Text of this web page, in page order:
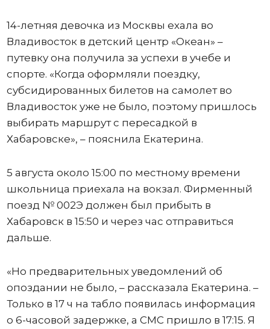
14-летняя девочка из Москвы ехала во
Владивосток в детский центр «Океан» –
путевку она получила за успехи в учебе и
спорте. «Когда оформляли поездку,
субсидированных билетов на самолет во
Владивосток уже не было, поэтому пришлось
выбирать маршрут с пересадкой в
Хабаровске», – пояснила Екатерина.
5 августа около 15:00 по местному времени
школьница приехала на вокзал. Фирменный
поезд № 002Э должен был прибыть в
Хабаровск в 15:50 и через час отправиться
дальше.
«Но предварительных уведомлений об
опоздании не было, – рассказала Екатерина. –
Только в 17 ч на табло появилась информация
о 6-часовой задержке, а СМС пришло в 17:15. Я